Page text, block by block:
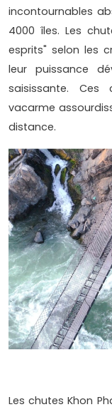
incontournables
4000 îles. Les
esprits" selon les
leur puissance
saisissante. Ces
vacarme
distance.
Les chutes Khon